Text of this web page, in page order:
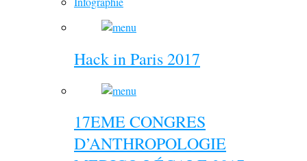
Hack in Paris 2017
17EME CONGRES
D’ANTHROPOLOGIE